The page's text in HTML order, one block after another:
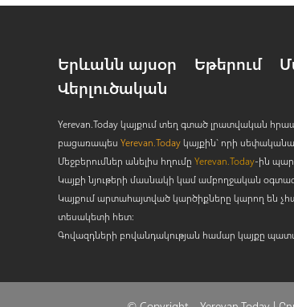
Երևանն այսօր Եթերում
Վերլուծական
Yerevan.Today կայքում տեղ գտած լրատվական
բացառապեսYerevan.Todayկայքին` որի
Մեջբերումներ անելիս հղումըYerevan.Today-ին
Կայքի նյութերի մասնակի կամ ամբողջական
Կայքում արտահայտված կարծիքները կարող են
տեսակետի հետ:
Գովազդների բովանդակության համար կայքը